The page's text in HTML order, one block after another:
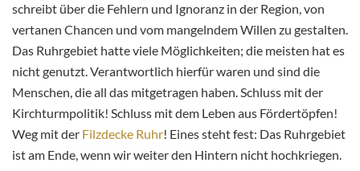
schreibt über die Fehlern und Ignoranz in der Region, von
vertanen Chancen und vom mangelndem Willen zu gestalten.
Das Ruhrgebiet hatte viele Möglichkeiten; die meisten hat es
nicht genutzt. Verantwortlich hierfür waren und sind die
Menschen, die all das mitgetragen haben. Schluss mit der
Kirchturmpolitik! Schluss mit dem Leben aus Fördertöpfen!
Weg mit der Filzdecke Ruhr! Eines steht fest: Das Ruhrgebiet
ist am Ende, wenn wir weiter den Hintern nicht hochkriegen.